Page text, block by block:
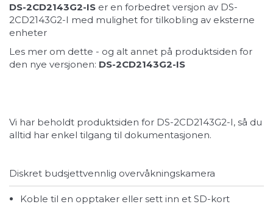
DS-2CD2143G2-IS er en forbedret versjon av DS-
2CD2143G2-I med mulighet for tilkobling av eksterne
enheter
Les mer om dette - og alt annet på produktsiden for
den nye versjonen: DS-2CD2143G2-IS
Vi har beholdt produktsiden for DS-2CD2143G2-I, så du
alltid har enkel tilgang til dokumentasjonen.
Diskret budsjettvennlig overvåkningskamera
Koble til en opptaker eller sett inn et SD-kort